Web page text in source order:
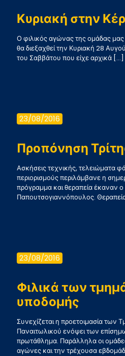
Κυριακή στην
Ο φιλικός αγώνας της ομάδας
θα διεξαχθεί την Κυριακή 28
του Σαββάτου που είχε αρχικά […]
23/08/2016
Προπόνηση
Ασκήσεις τεχνικής, τελειώματα
περιορισμούς περιλάμβανε η
πρόγραμμα και θεραπεία έκαναν ο
Παπουτσογιαννόπουλος.
23/08/2016
Φιλικά των
υποδομής
Συνεχίζεται η προετοιμασία των
Παναιτωλικού ενόψει των
πρωτάθλημα. Παράλληλα οι
αγώνες και την τρέχουσα